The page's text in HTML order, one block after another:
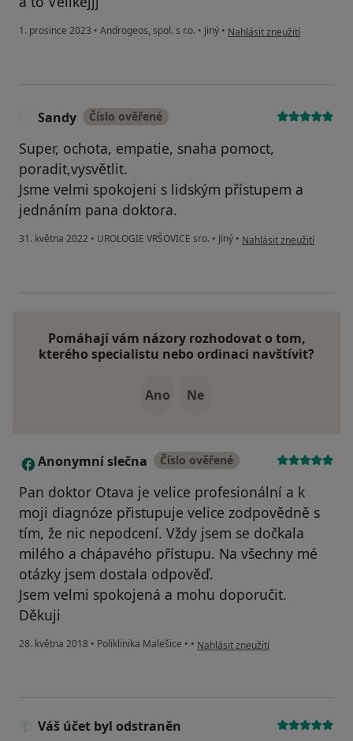
1. prosince 2023 • Androgeos, spol. s r.o. • Jiný • podle názoru uživatele
Nahlásit zneužití
Sandy Číslo ověřené
Super, ochota, empatie, snaha pomoct,
poradit,vysvětlit.
Jsme velmi spokojeni s lidským přístupem a
jednáním pana doktora.
31. května 2022 • UROLOGIE VRŠOVICE sro. • Jiný • podle názoru uživatele
Nahlásit zneužití
Pomáhají vám názory rozhodovat o tom,
kterého specialistu nebo ordinaci navštívit?
Ano Ne
A Anonymní slečna Číslo ověřené
Pan doktor Otava je velice profesionální a k
moji diagnóze přistupuje velice zodpovědně s
tím, že nic nepodcení. Vždy jsem se dočkala
milého a chápavého přístupu. Na všechny mé
otázky jsem dostala odpověď.
Jsem velmi spokojená a mohu doporučit.
Děkuji
28. května 2018 • Poliklinika Malešice • • podle názoru uživatele Anonymní
Nahlásit zneužití
Váš účet byl odstraněn